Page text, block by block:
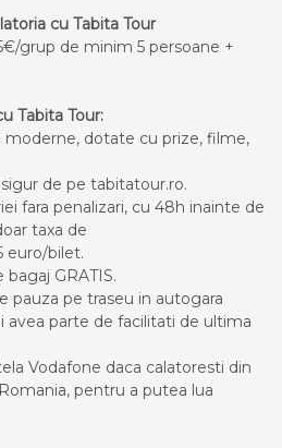
cu Tabita Tour
grup de minim 5 persoane +
Tabita Tour:
dotate cu prize, filme,
de pe tabitatour.ro.
fara penalizari, cu 48h inainte de
taxa de
euro/bilet.
GRATIS.
pauza pe traseu in autogara
avea parte de facilitati de ultima
Vodafone daca calatoresti din
pentru a putea lua